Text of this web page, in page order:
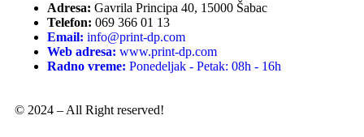
Adresa: Gavrila Principa 40, 15000 Šabac
Telefon: 069 366 01 13
Email: info@print-dp.com
Web adresa: www.print-dp.com
Radno vreme: Ponedeljak - Petak: 08h - 16h
© 2024 – All Right reserved!